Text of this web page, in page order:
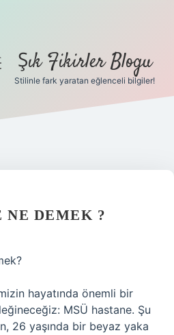
Şık Fikirler Blogu
Stilinle fark yaratan eğlenceli bilgiler!
NE DEMEK ?
hayatında önemli bir
MSÜ hastane. Şu
26 yaşında bir beyaz yaka